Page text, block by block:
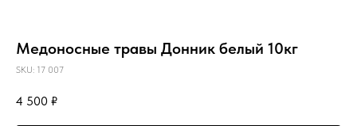
Медоносные травы Донник белый 10кг
SKU: 17 007
4 500 ₽